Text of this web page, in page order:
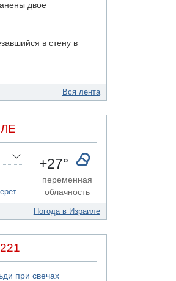
двое
в стену в
лишение
харедим
в забор и
о ранении
Вся лента
+27°
переменная
облачность
Погода в Израиле
при свечах